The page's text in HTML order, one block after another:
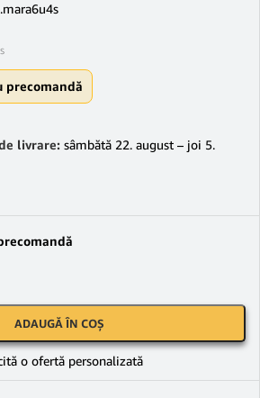
precomandă
livrare: sâmbătă 22. august – joi 5.
ADAUGĂ ÎN COȘ
o ofertă personalizată